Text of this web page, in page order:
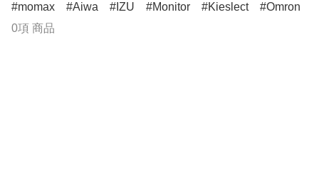
momax Aiwa IZU Monitor Kieslect Omron
0項 商品